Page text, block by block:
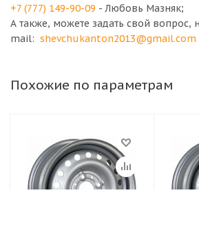
+7 (777) 149-90-09 - Любовь Мазняк;
А также, можете задать свой вопрос,
mail: shevchukanton2013@gmail.com
Похожие по параметрам